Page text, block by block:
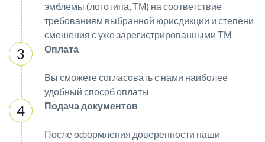
эмблемы (логотипа, ТМ) на соответствие
требованиям выбранной юрисдикции и степени
смешения с уже зарегистрированными ТМ
Оплата
Вы сможете согласовать с нами наиболее
удобный способ оплаты
Подача документов
После оформления доверенности наши